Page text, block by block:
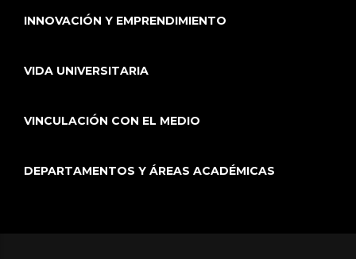
INNOVACIÓN Y EMPRENDIMIENTO
VIDA UNIVERSITARIA
VINCULACIÓN CON EL MEDIO
DEPARTAMENTOS Y ÁREAS ACADÉMICAS